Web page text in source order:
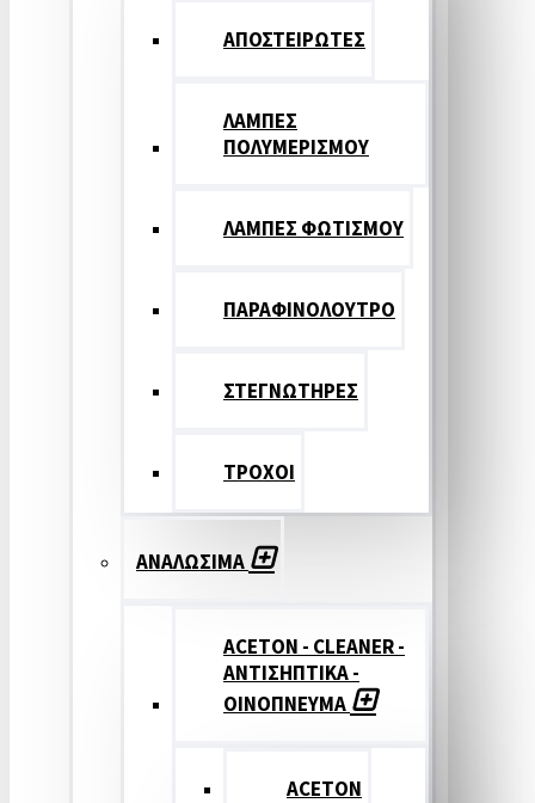
ΑΠΟΣΤΕΙΡΩΤΕΣ
ΛΑΜΠΕΣ
ΠΟΛΥΜΕΡΙΣΜΟΥ
ΛΑΜΠΕΣ ΦΩΤΙΣΜΟΥ
ΠΑΡΑΦΙΝΟΛΟΥΤΡΟ
ΣΤΕΓΝΩΤΗΡΕΣ
ΤΡΟΧΟΙ
ΑΝΑΛΩΣΙΜΑ
ACETON - CLEANER -
ΑΝΤΙΣΗΠΤΙΚΑ -
ΟΙΝΟΠΝΕΥΜΑ
ACETON